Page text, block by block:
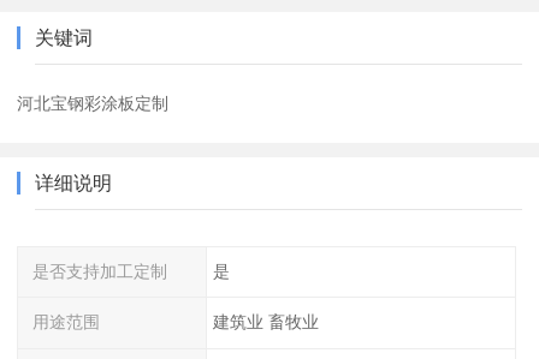
关键词
河北宝钢彩涂板定制
详细说明
是否支持加工定制 是
用途范围 建筑业 畜牧业